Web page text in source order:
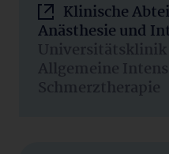
Klinische
Anästhesie und
Universitätsklinik
Allgemeine
Schmerztherapie